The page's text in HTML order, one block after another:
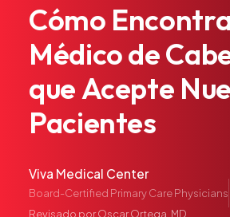
Atención Primaria
Atención el Mismo Día
Medicina Interna
Psiquiatría
Telemedicina
Salud del Adolescente
office@vivamedicalcenter.com
Lun–Vie 8:30AM–4:30PM · Sáb con cita
Cómo
Médicode
que Acepte
Pacientes
Viva Medical Center
Board-Certified Primary Care Physicians
Revisado porOscar Ortega, MD